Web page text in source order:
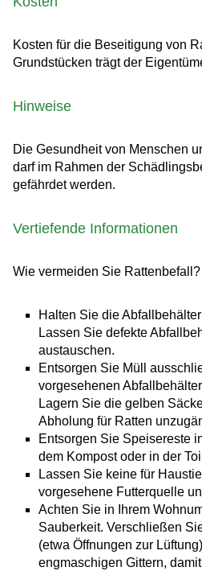
Kosten für die Beseitigung von
Grundstücken trägt der
Hinweise
Die Gesundheit von Menschen
darf im Rahmen der
gefährdet werden.
Vertiefende Informationen
Wie vermeiden Sie Rattenbefall?
Halten Sie die
Lassen Sie defekte
austauschen.
Entsorgen Sie Müll
vorgesehenen
Lagern Sie die gelben
Abholung für Ratten
Entsorgen Sie Speisereste
dem Kompost oder in der
Lassen Sie keine für
vorgesehene Futterquelle
Achten Sie in Ihrem
Sauberkeit. Verschließen
(etwa Öffnungen zur
engmaschigen Gittern,